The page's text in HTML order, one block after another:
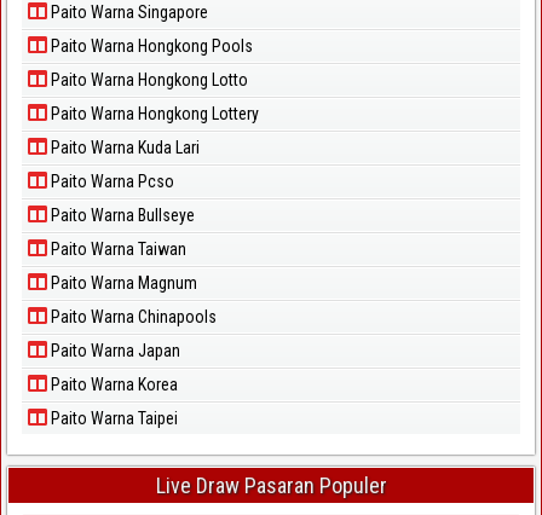
Paito Warna Singapore
Paito Warna Hongkong Pools
Paito Warna Hongkong Lotto
Paito Warna Hongkong Lottery
Paito Warna Kuda Lari
Paito Warna Pcso
Paito Warna Bullseye
Paito Warna Taiwan
Paito Warna Magnum
Paito Warna Chinapools
Paito Warna Japan
Paito Warna Korea
Paito Warna Taipei
Live Draw Pasaran Populer